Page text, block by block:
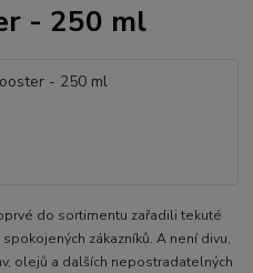
- 250 ml
do sortimentu zařadili tekuté
zákazníků. A není divu,
olejů a dalších nepostradatelných